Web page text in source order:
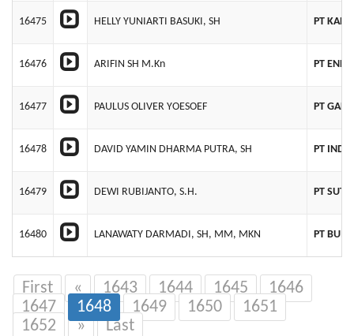
16475 HELLY YUNIARTI BASUKI, SH PT
16476 ARIFIN SH M.Kn PT
16477 PAULUS OLIVER YOESOEF PT
16478 DAVID YAMIN DHARMA PUTRA, SH PT
16479 DEWI RUBIJANTO, S.H. PT
16480 LANAWATY DARMADI, SH, MM, MKN PT
First « 1643 1644 1645
1646
1647
1648 1649 1650
1651
1652
» Last